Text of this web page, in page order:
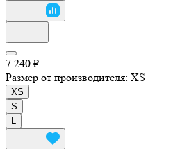
7 240 ₽
Размер от производителя: XS
XS
S